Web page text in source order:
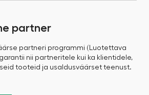
partner
partneri programmi (Luotettava
nii partneritele kui ka klientidele,
tooteid ja usaldusväärset teenust.